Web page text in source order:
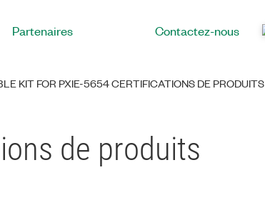
Partenaires Contactez-nous
KIT FOR PXIE-5654 CERTIFICATIONS DE PRODUITS
de produits